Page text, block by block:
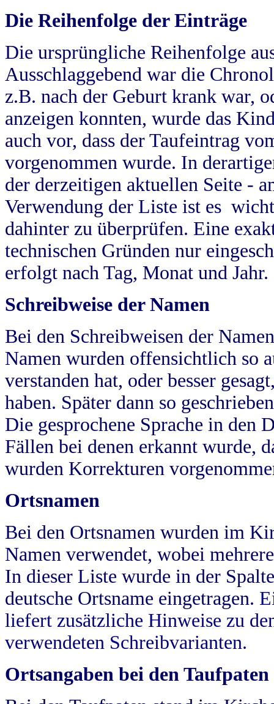
Die Reihenfolge der Einträge
Die ursprüngliche Reihenfolge
Ausschlaggebend war die
z.B. nach der Geburt krank war,
anzeigen konnten, wurde das
auch vor, dass der Taufeintrag
vorgenommen wurde. In
der derzeitigen aktuellen Seite -
Verwendung der Liste ist es
dahinter zu überprüfen. Eine
technischen Gründen nur
erfolgt nach Tag, Monat und Jahr.
Schreibweise der Namen
Bei den Schreibweisen der
Namen wurden offensichtlich so
verstanden hat, oder besser
haben. Später dann so
Die gesprochene Sprache in
Fällen bei denen erkannt wurde,
wurden Korrekturen
Ortsnamen
Bei den Ortsnamen wurden im
Namen verwendet, wobei
In dieser Liste wurde in der
deutsche Ortsname eingetragen.
liefert zusätzliche Hinweise zu
verwendeten Schreibvarianten.
Ortsangaben bei den Taufpaten